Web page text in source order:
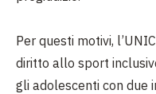
Per questi motivi,
diritto allo sport
gli adolescenti con due